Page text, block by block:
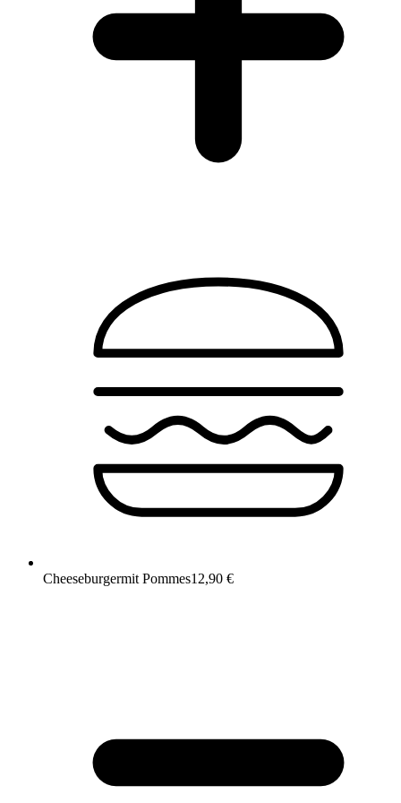
Cheeseburgermit Pommes12,90 €